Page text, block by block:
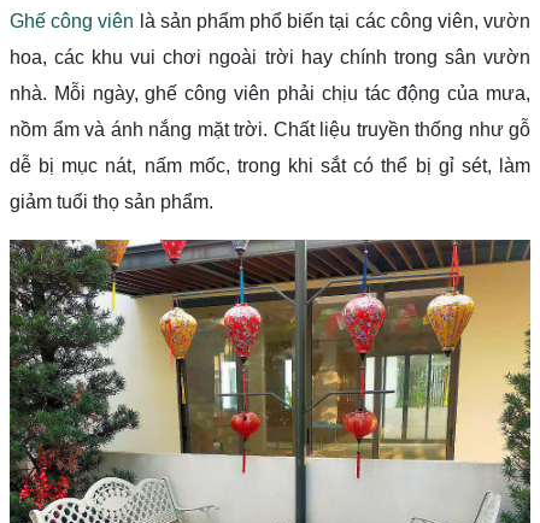
Ghế công viên là sản phẩm phổ biến tại các công viên, vườn
hoa, các khu vui chơi ngoài trời hay chính trong sân vườn
nhà. Mỗi ngày, ghế công viên phải chịu tác động của mưa,
nồm ẩm và ánh nắng mặt trời. Chất liệu truyền thống như gỗ
dễ bị mục nát, nấm mốc, trong khi sắt có thể bị gỉ sét, làm
giảm tuổi thọ sản phẩm.